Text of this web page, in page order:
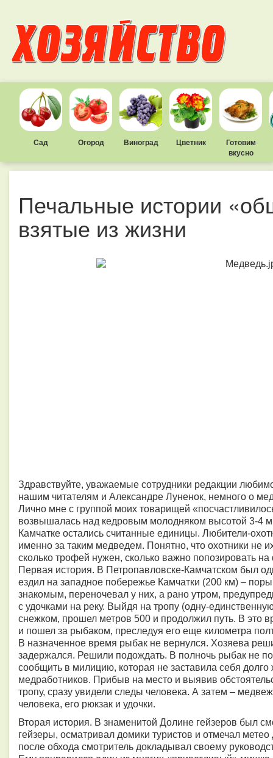
Сад Огород Виноград Цветник
Готовим
вкусно
Печальные истории
взятые из жизни
Здравствуйте, уважаемые сотрудники редакции
нашим читателям и Александре Луненок, немного о
Лично мне с группой моих товарищей
возвышалась над кедровым молодняком высотой 3-4
Камчатке остались считанные единицы. Любители-
именно за таким медведем. Понятно, что охотники не
сколько трофей нужен, сколько важно попозировать
Первая история. В Петропавловске-Камчатском был
ездил на западное побережье Камчатки (200 км) –
знакомым, переночевал у них, а рано утром,
с удочками на реку. Выйдя на тропу (одну-
снежком, прошел метров 500 и продолжил путь. В это
и пошел за рыбаком, преследуя его еще километра
В назначенное время рыбак не вернулся. Хозяева
задержался. Решили подождать. В полночь рыбак не
сообщить в милицию, которая не заставила себя долго
медработников. Прибыв на место и выявив
тропу, сразу увидели следы человека. А затем –
человека, его рюкзак и удочки.
Вторая история. В знаменитой Долине гейзеров был
гейзеры, осматривал домики туристов и отмечал
после обхода смотритель докладывал своему